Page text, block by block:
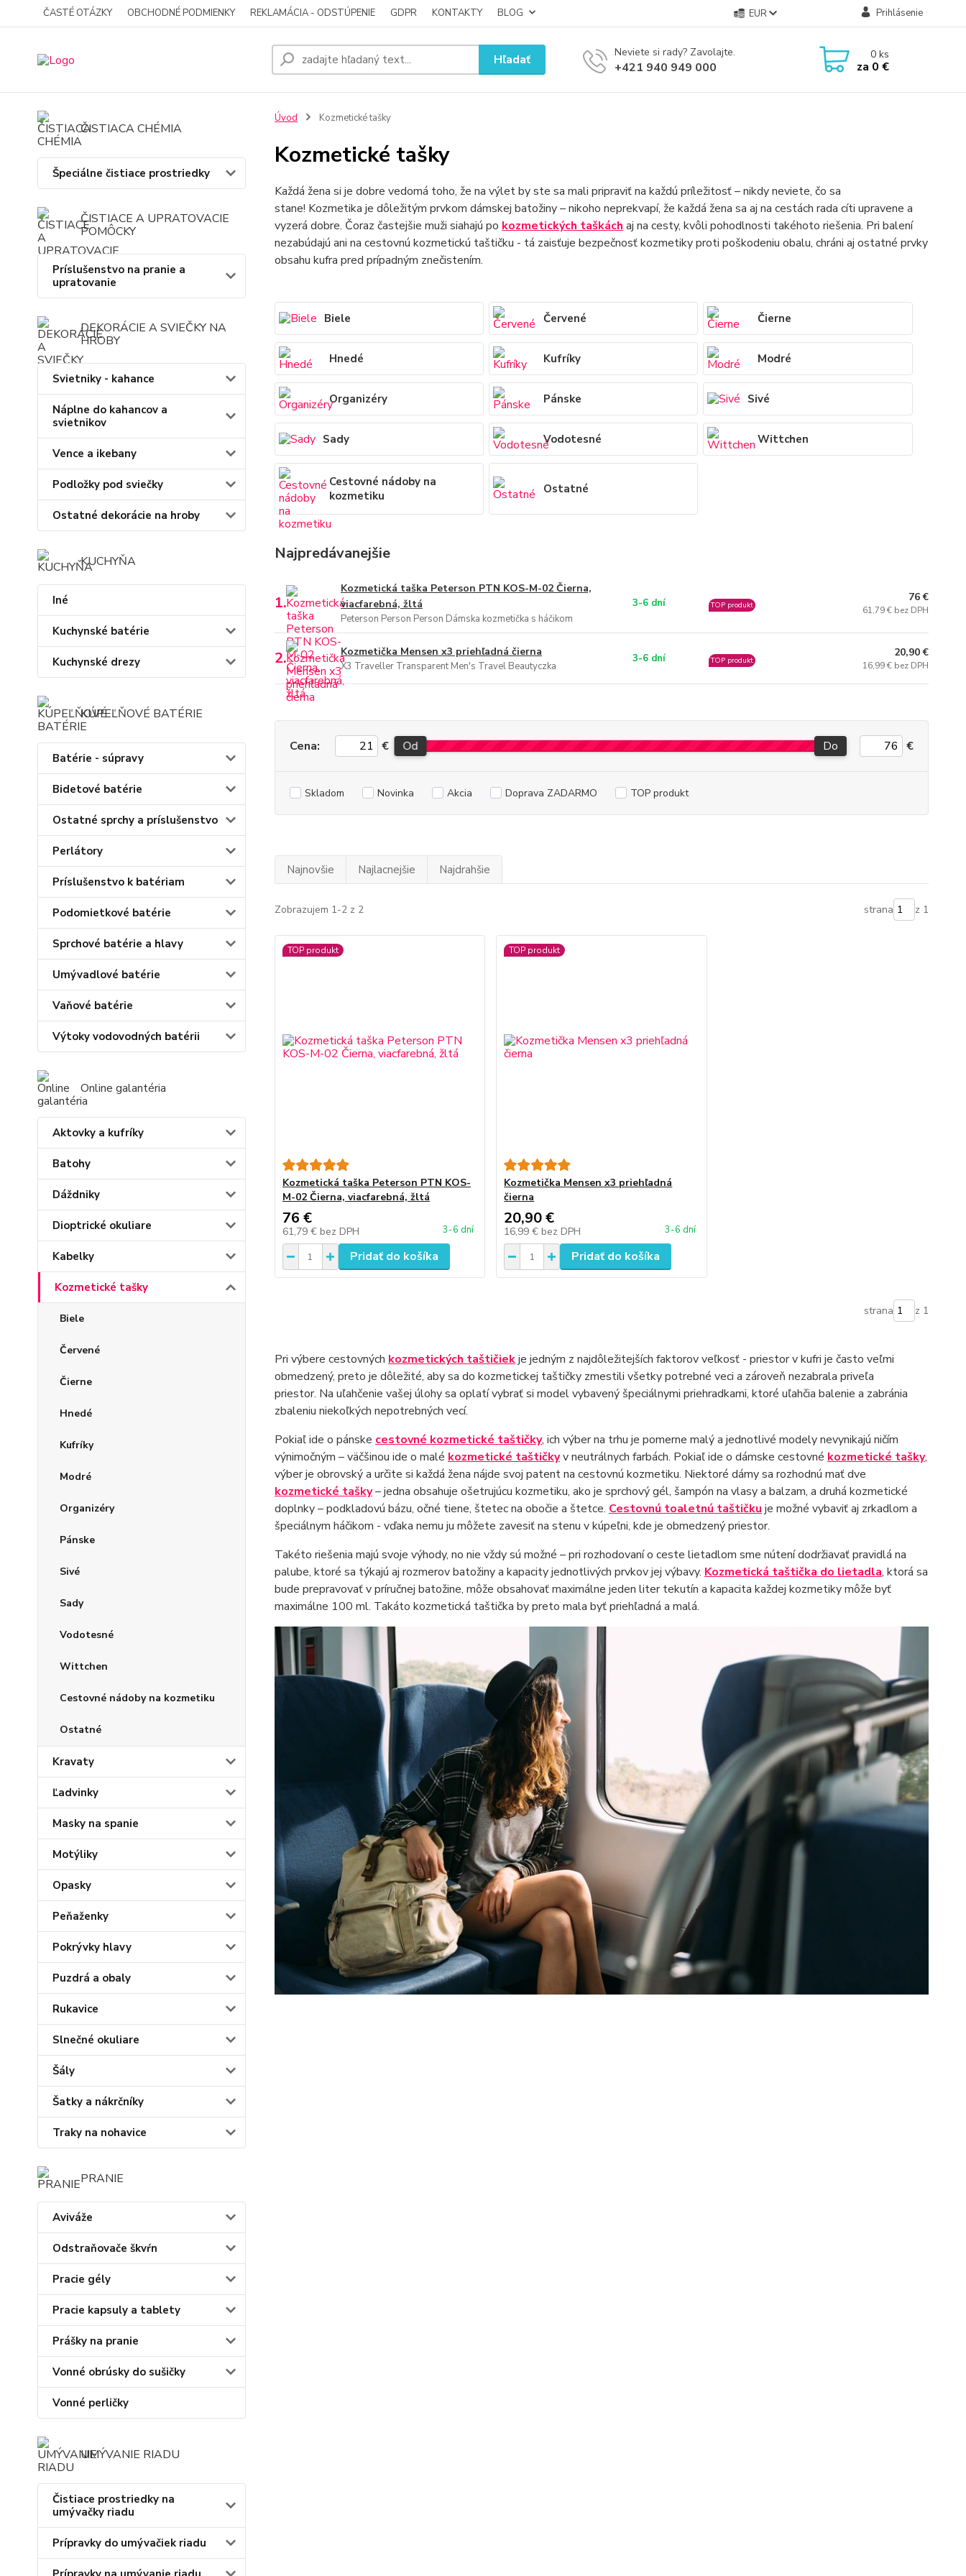
ČASTÉ OTÁZKY OBCHODNÉ PODMIENKY REKLAMÁCIA - ODSTÚPENIE GDPR KONTAKTY BLOG EUR Prihlásenie
Hľadať Neviete si rady? Zavolajte.
+421 940 949 000
0ks
za 0 €
ČISTIACA CHÉMIA
Špeciálne čistiace prostriedky
ČISTIACE A UPRATOVACIE
POMÔCKY
Príslušenstvo na pranie a
upratovanie
DEKORÁCIE A SVIEČKY NA
HROBY
Svietniky - kahance
Náplne do kahancov a
svietnikov
Vence a ikebany
Podložky pod sviečky
Ostatné dekorácie na hroby
KUCHYŇA
Iné
Kuchynské batérie
Kuchynské drezy
KÚPEĽŇOVÉ BATÉRIE
Batérie - súpravy
Bidetové batérie
Ostatné sprchy a príslušenstvo
Perlátory
Príslušenstvo k batériam
Podomietkové batérie
Sprchové batérie a hlavy
Umývadlové batérie
Vaňové batérie
Výtoky vodovodných batérii
Online galantéria
Aktovky a kufríky
Batohy
Dáždniky
Dioptrické okuliare
Kabelky
Kozmetické tašky
Biele
Červené
Čierne
Hnedé
Kufríky
Modré
Organizéry
Pánske
Sivé
Sady
Vodotesné
Wittchen
Cestovné nádoby na kozmetiku
Ostatné
Kravaty
Ľadvinky
Masky na spanie
Motýliky
Opasky
Peňaženky
Pokrývky hlavy
Puzdrá a obaly
Rukavice
Slnečné okuliare
Šály
Šatky a nákrčníky
Traky na nohavice
PRANIE
Aviváže
Odstraňovače škvŕn
Pracie gély
Pracie kapsuly a tablety
Prášky na pranie
Vonné obrúsky do sušičky
Vonné perličky
UMÝVANIE RIADU
Čistiace prostriedky na
umývačky riadu
Prípravky do umývačiek riadu
Úvod Kozmetické tašky
Kozmetické tašky
Každá žena si je dobre vedomá toho, že na výlet by ste sa mali pripraviť na každú príležitosť – nikdy neviete, čo sa
stane! Kozmetika je dôležitým prvkom dámskej batožiny – nikoho neprekvapí, že každá žena sa aj na cestách rada cíti upravene a
vyzerá dobre. Čoraz častejšie muži siahajú po kozmetických taškách aj na cesty, kvôli pohodlnosti takéhoto riešenia. Pri balení
nezabúdajú ani na cestovnú kozmetickú taštičku - tá zaisťuje bezpečnosť kozmetiky proti poškodeniu obalu, chráni aj ostatné prvky
obsahu kufra pred prípadným znečistením.
Biele Červené Čierne
Hnedé Kufríky Modré
Organizéry Pánske Sivé
Sady Vodotesné Wittchen
Cestovné nádoby na
kozmetiku
Ostatné
Najpredávanejšie
1.
Kozmetická taška Peterson PTN KOS-M-02 Čierna,
viacfarebná, žltá
Peterson Person Person Dámska kozmetička s háčikom
3-6 dní TOP produkt
76 €
61,79 € bez DPH
2. Kozmetička Mensen x3 priehľadná čierna
X3 Traveller Transparent Men's Travel Beautyczka
3-6 dní TOP produkt
20,90 €
16,99 € bez DPH
Cena: € Od Do €
Skladom Novinka Akcia Doprava ZADARMO TOP produkt
Najnovšie Najlacnejšie Najdrahšie
Zobrazujem 1-2 z 2 strana z 1
TOP produkt
Kozmetická taška Peterson PTN KOS-
M-02 Čierna, viacfarebná, žltá
76 €
61,79 € bez DPH 3-6 dní
Pridať do košíka
TOP produkt
Kozmetička Mensen x3 priehľadná
čierna
20,90 €
16,99 € bez DPH 3-6 dní
Pridať do košíka
strana z 1
Pri výbere cestovných kozmetických taštičiekje jedným z najdôležitejších faktorov veľkosť - priestor v kufri je často veľmi
obmedzený, preto je dôležité, aby sa do kozmetickej taštičky zmestili všetky potrebné veci a zároveň nezabrala priveľa
priestor. Na uľahčenie vašej úlohy sa oplatí vybrať si model vybavený špeciálnymi priehradkami, ktoré uľahčia balenie a zabránia
zbaleniu niekoľkých nepotrebných vecí.
Pokiaľ ide o pánske cestovné kozmetické taštičky, ich výber na trhu je pomerne malý a jednotlivé modely nevynikajú ničím
výnimočným – väčšinou ide o malé kozmetické taštičkyv neutrálnych farbách. Pokiaľ ide o dámske cestovné kozmetické tašky,
výber je obrovský a určite si každá žena nájde svoj patent na cestovnú kozmetiku. Niektoré dámy sa rozhodnú mať dve
kozmetické tašky– jedna obsahuje ošetrujúcu kozmetiku, ako je sprchový gél, šampón na vlasy a balzam, a druhá kozmetické
doplnky – podkladovú bázu, očné tiene, štetec na obočie a štetce. Cestovnú toaletnú taštičku je možné vybaviť aj zrkadlom a
špeciálnym háčikom - vďaka nemu ju môžete zavesiť na stenu v kúpeľni, kde je obmedzený priestor.
Takéto riešenia majú svoje výhody, no nie vždy sú možné – pri rozhodovaní o ceste lietadlom sme nútení dodržiavať pravidlá na
palube, ktoré sa týkajú aj rozmerov batožiny a kapacity jednotlivých prvkov jej výbavy. Kozmetická taštička do lietadla, ktorá sa
bude prepravovať v príručnej batožine, môže obsahovať maximálne jeden liter tekutín a kapacita každej kozmetiky môže byť
maximálne 100 ml. Takáto kozmetická taštička by preto mala byť priehľadná a malá.